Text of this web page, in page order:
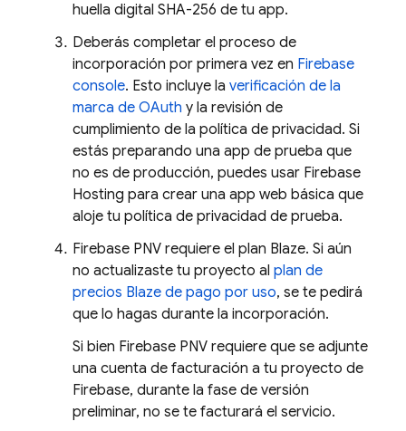
huella digital SHA-256 de tu app.
Deberás completar el proceso de
incorporación por primera vez en Firebase
console. Esto incluye la verificación de la
marca de OAuth y la revisión de
cumplimiento de la política de privacidad. Si
estás preparando una app de prueba que
no es de producción, puedes usar Firebase
Hosting para crear una app web básica que
aloje tu política de privacidad de prueba.
Firebase PNV requiere el plan Blaze. Si aún
no actualizaste tu proyecto al plan de
precios Blaze de pago por uso, se te pedirá
que lo hagas durante la incorporación.
Si bien Firebase PNV requiere que se adjunte
una cuenta de facturación a tu proyecto de
Firebase, durante la fase de versión
preliminar, no se te facturará el servicio.